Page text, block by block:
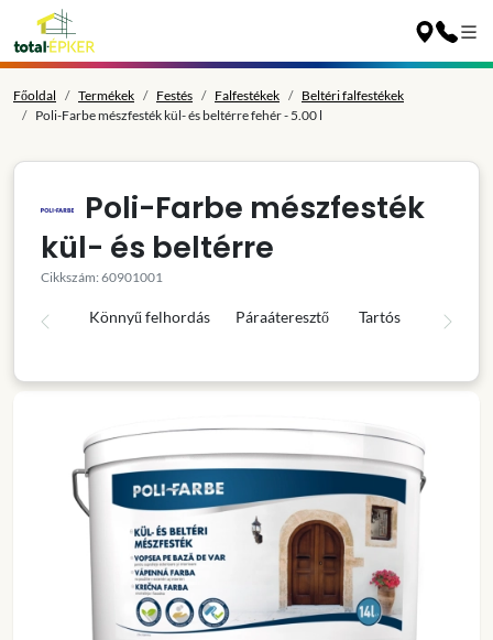
Főoldal Termékek Festés Falfestékek
Beltéri falfestékek
Poli-Farbe mészfesték kül- és beltérre fehér - 5.00 l
Poli-Farbe mészfesték
kül- és beltérre
Cikkszám: 60901001
Könnyű felhordás Páraáteresztő Tartós